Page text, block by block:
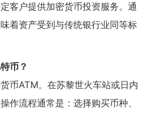
客户提供加密货币投资服务。通
着资产受到与传统银行业同等标
币？
币ATM。在苏黎世火车站或日内
作流程通常是：选择购买币种、